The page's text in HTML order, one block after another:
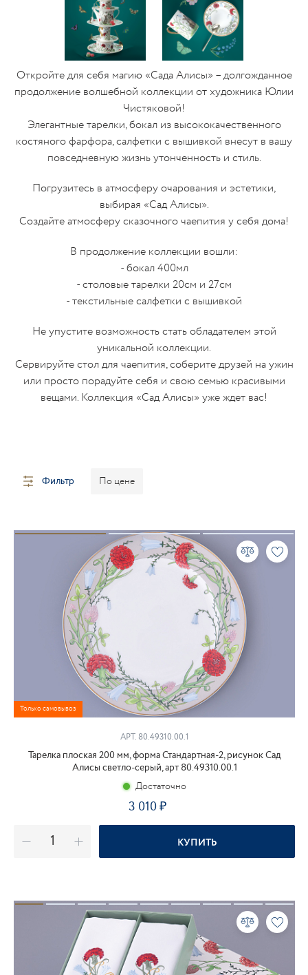
Откройте для себя магию «Сада Алисы» – долгожданное
продолжение волшебной коллекции от художника Юлии
Чистяковой!
Элегантные тарелки, бокал из высококачественного
костяного фарфора, салфетки с вышивкой внесут в вашу
повседневную жизнь утонченность и стиль.
Погрузитесь в атмосферу очарования и эстетики,
выбирая «Сад Алисы».
Создайте атмосферу сказочного чаепития у себя дома!
В продолжение коллекции вошли:
- бокал 400мл
- столовые тарелки 20см и 27см
- текстильные салфетки с вышивкой
Не упустите возможность стать обладателем этой
уникальной коллекции.
Сервируйте стол для чаепития, соберите друзей на ужин
или просто порадуйте себя и свою семью красивыми
вещами. Коллекция «Сад Алисы» уже ждет вас!
Фильтр По цене
Только самовывоз
АРТ. 80.49310.00.1
Тарелка плоская 200 мм, форма Стандартная-2, рисунок Сад
Алисы светло-серый, арт 80.49310.00.1
Достаточно
3 010₽
КУПИТЬ